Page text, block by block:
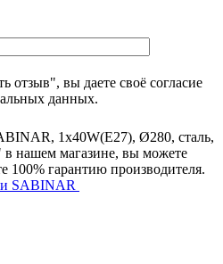
вы даете своё согласие
данных.
1х40W(E27), Ø280, сталь,
нашем магазине, вы можете
100% гарантию производителя.
SABINAR